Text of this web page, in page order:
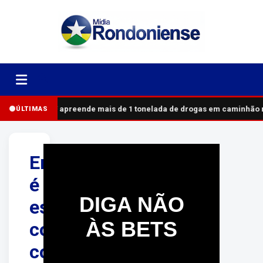
ÚLTIMASPRF apreende mais de 1 tonelada de drogas em caminhão
Empresário
é
espancado
com
coronhadas
DIGA NÃO
ÀS BETS